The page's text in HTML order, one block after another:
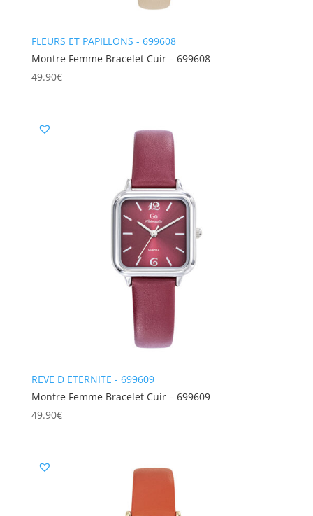
FLEURS ET PAPILLONS - 699608
Montre Femme Bracelet Cuir – 699608
49.90€
REVE D ETERNITE - 699609
Montre Femme Bracelet Cuir – 699609
49.90€